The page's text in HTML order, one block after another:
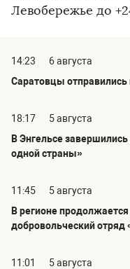
Левобережье до
14:23
6 августа
Саратовцы
18:17
5 августа
В Энгельсе
одной страны»
11:45
5 августа
В регионе
добровольческий
11:01
5 августа